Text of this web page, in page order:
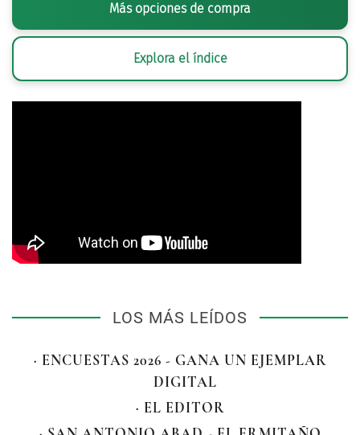
Más opciones de compra
Explora el índice
LOS MÁS LEÍDOS
· ENCUESTAS 2026 - GANA UN EJEMPLAR
DIGITAL
· EL EDITOR